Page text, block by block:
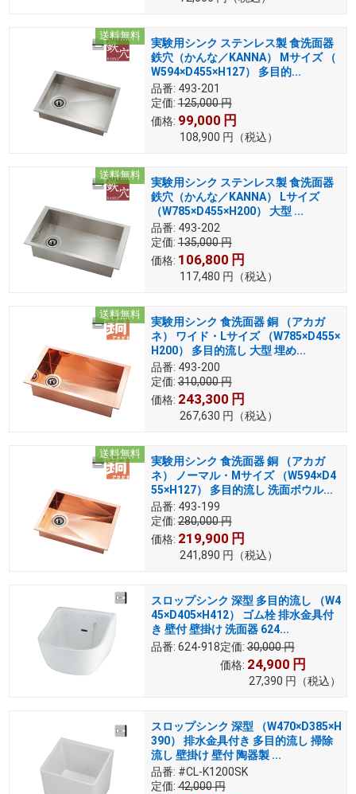
送料無料
実験用シンク ステンレス製 食洗面器
鉄穴（かんな／KANNA） Mサイズ （
W594×D455×H127） 多目的...
品番: 493-201
定価: 125,000円
価格: 99,000 円
108,900 円 （税込）
送料無料
実験用シンク ステンレス製 食洗面器
鉄穴（かんな／KANNA） Lサイズ
（W785×D455×H200） 大型 ...
品番: 493-202
定価: 135,000円
価格: 106,800 円
117,480 円 （税込）
送料無料
実験用シンク 食洗面器 銅 （アカガ
ネ） ワイド・Lサイズ （W785×D455×
H200） 多目的流し 大型 埋め...
品番: 493-200
定価: 310,000円
価格: 243,300 円
267,630 円 （税込）
送料無料
実験用シンク 食洗面器 銅 （アカガ
ネ） ノーマル・Mサイズ （W594×D4
55×H127） 多目的流し 洗面ボウル...
品番: 493-199
定価: 280,000円
価格: 219,900 円
241,890 円 （税込）
スロップシンク 深型 多目的流し （W4
45×D405×H412） ゴム栓 排水金具付
き 壁付 壁掛け 洗面器 624...
品番: 624-918定価: 30,000円
価格: 24,900 円
27,390 円 （税込）
スロップシンク 深型 （W470×D385×H
390） 排水金具付き 多目的流し 掃除
流し 壁掛け 壁付 陶器製 ...
品番: #CL-K1200SK
定価: 42,000円